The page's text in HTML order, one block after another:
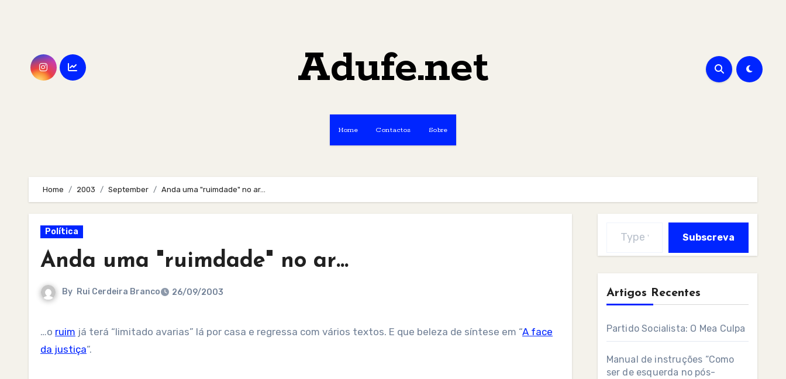
Adufe.net
Home Contactos Sobre
Home 2003 September Anda uma "ruimdade" no ar…
Política
Anda uma "ruimdade" no ar…
By Rui Cerdeira Branco 26/09/2003
ruim já terá “limitado avarias” lá por casa e regressa com vários textos. E que beleza de síntese em “A face
da justiça“.
Subscreva
Artigos Recentes
Partido Socialista: O Mea Culpa
Manual de instruções “Como
ser de esquerda no pós-